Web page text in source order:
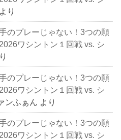
より
のプレーじゃない！3つの願
ワシントン１回戦 vs. シ
のプレーじゃない！3つの願
ワシントン１回戦 vs. シ
ンふぁん より
のプレーじゃない！3つの願
ワシントン１回戦 vs. シ